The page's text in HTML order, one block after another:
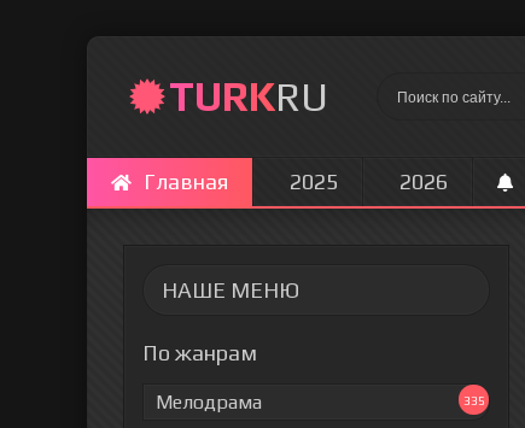
TURKRU
Главная 2025 2026
НАШЕ МЕНЮ
По жанрам
Мелодрама 335